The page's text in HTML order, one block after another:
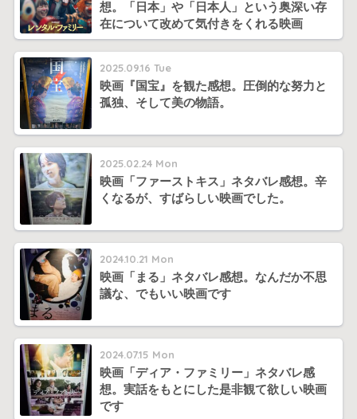
想。「日本」や「日本人」という奥深い存
在について改めて気付きをくれる映画
2025.09.16 Tue
映画『国宝』を観た感想。圧倒的な努力と
孤独、そして美の物語。
2025.02.24 Mon
映画「ファーストキス」ネタバレ感想。辛
くなるが、すばらしい映画でした。
2024.10.21 Mon
映画「まる」ネタバレ感想。なんだか不思
議な、でもいい映画です
2024.07.15 Mon
映画「ディア・ファミリー」ネタバレ感
想。実話をもとにした是非観て欲しい映画
です